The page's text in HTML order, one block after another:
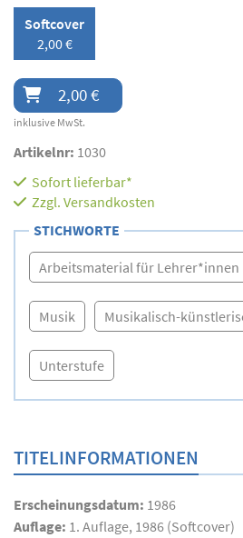
Softcover
2,00 €
2,00 €
inklusive MwSt.
Artikelnr: 1030
Sofort lieferbar*
Zzgl. Versandkosten
STICHWORTE
Arbeitsmaterial für Lehrer*innen
Musik Musikalisch-
Unterstufe
TITELINFORMATIONEN
Erscheinungsdatum: 1986
Auflage: 1. Auflage, 1986 (Softcover)